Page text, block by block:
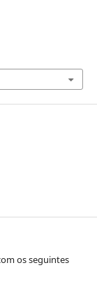
os seguintes